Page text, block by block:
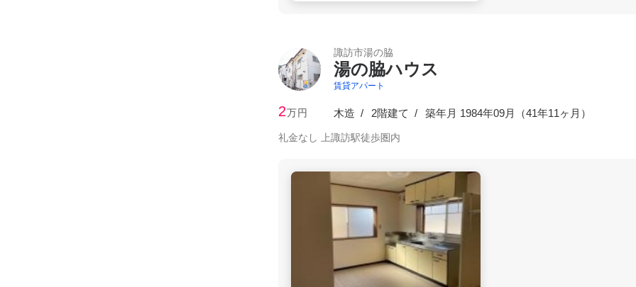
諏訪市湯の脇
湯の脇ハウス
賃貸アパート
2万円 木造 2階建て 築年月 1984年09月（41年11ヶ月 ）
礼金なし 上諏訪駅徒歩圏内